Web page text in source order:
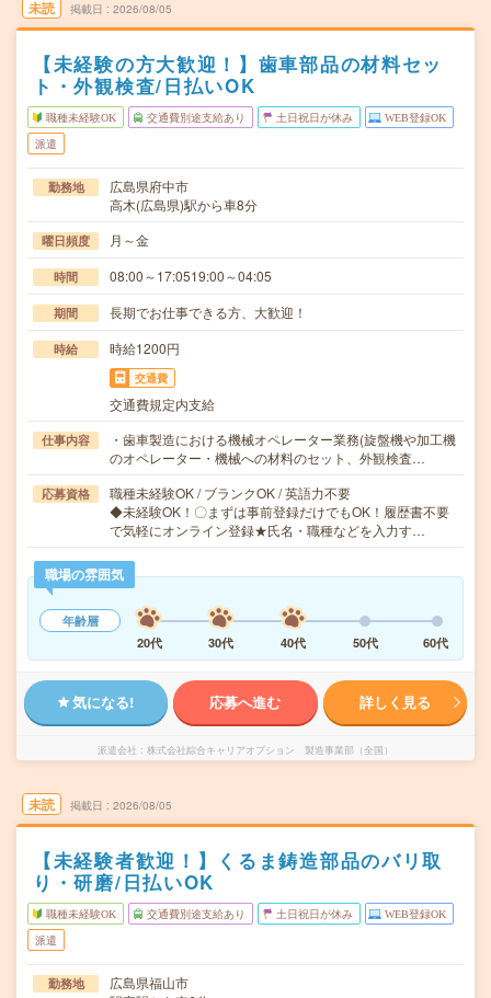
未読 掲載日 2026/08/05
【未経験の方大歓迎！】歯車部品の材料セッ
ト・外観検査/日払いOK
職種未経験OK 交通費別途支給あり 土日祝日が休み WEB登録OK
派遣
勤務地
広島県府中市
高木(広島県)駅から車8分
曜日頻度 月～金
時間 08:00～17:0519:00～04:05
期間 長期でお仕事できる方、大歓迎！
時給 時給1200円
交通費
交通費規定内支給
仕事内容
・歯車製造における機械オペレーター業務(旋盤機や加工機
のオペレーター・機械への材料のセット、外観検査…
応募資格
職種未経験OK / ブランクOK / 英語力不要
◆未経験OK！〇まずは事前登録だけでもOK！履歴書不要
で気軽にオンライン登録★氏名・職種などを入力す…
職場の雰囲気
年齢層
20代
30代 40代 50代 60代
気になる! 応募へ進む 詳しく見る
派遣会社 株式会社綜合キャリアオプション 製造事業部（全国）
未読 掲載日 2026/08/05
【未経験者歓迎！】くるま鋳造部品のバリ取
り・研磨/日払いOK
職種未経験OK 交通費別途支給あり 土日祝日が休み WEB登録OK
派遣
勤務地
広島県福山市